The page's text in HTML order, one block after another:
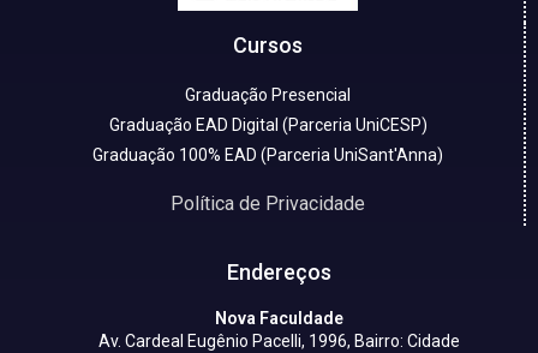
Cursos
Graduação Presencial
Graduação EAD Digital (Parceria UniCESP)
Graduação 100% EAD (Parceria UniSant'Anna)
Política de Privacidade
Endereços
Nova Faculdade
Av. Cardeal Eugênio Pacelli, 1996, Bairro: Cidade